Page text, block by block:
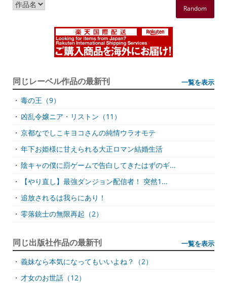
Random
同じレーベル作品の最新刊 一覧を表示
・ 毒の王（9）
・ 凶乱令嬢ニア・リストン（11）
・ 京都なでしこキヨコさんの純情ウラオモテ
・ 年下お姫様に甘えられる大正ロマン結婚生活
・ 陰キャの僕に罰ゲームで告白してきたはずのギ...
・
【やり直し】最強ダンジョン配信者！ 突然1...
・ 追放されるは我らにあり！
・ 零落銃士の無限再起（2）
同じ出版社作品の最新刊 一覧を表示
・ 義妹なら本気になってもいいよね？（2）
・ 才女のお世話（12）